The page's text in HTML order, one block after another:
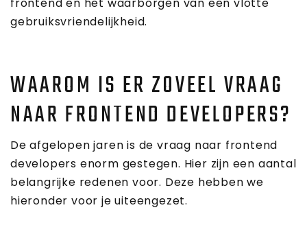
frontend en het waarborgen van een vlotte
gebruiksvriendelijkheid.
WAAROM IS ER ZOVEEL VRAAG
NAAR FRONTEND DEVELOPERS?
De afgelopen jaren is de vraag naar frontend
developers enorm gestegen. Hier zijn een aantal
belangrijke redenen voor. Deze hebben we
hieronder voor je uiteengezet.